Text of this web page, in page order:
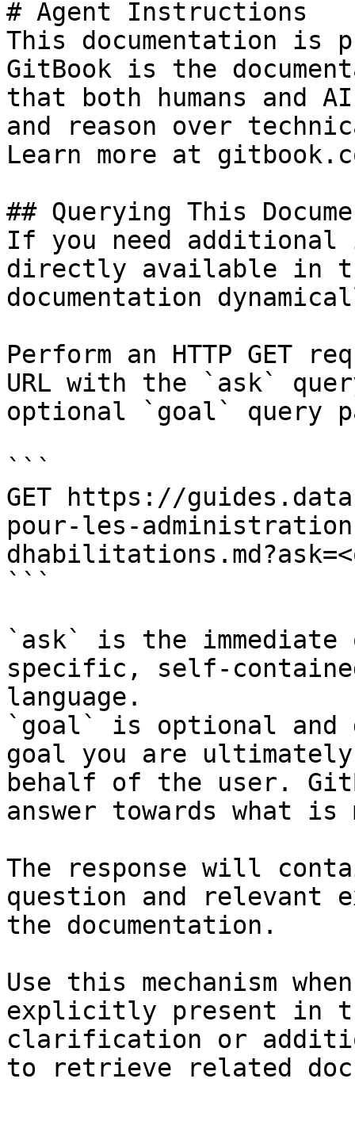
# Agent Instructions
This documentation is
GitBook is the
that both humans and
and reason over
Learn more at
## Querying This
If you need
directly available in
documentation
Perform an HTTP GET
URL with the `ask`
optional `goal` query
```
GET https://
pour-les-
```
`ask` is the
specific, self-
language.
`goal` is optional and
goal you are
behalf of the user.
answer towards what
The response will
question and relevant
the documentation.
Use this mechanism
explicitly present in
clarification or